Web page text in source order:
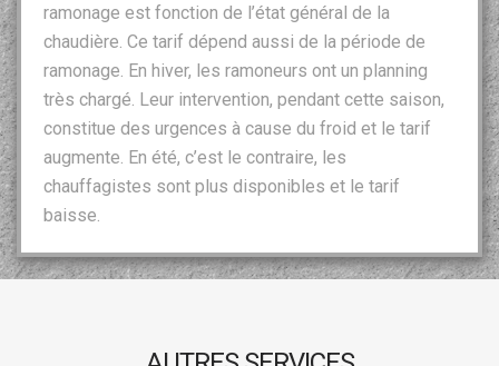
ramonage est fonction de l’état général de la
chaudière. Ce tarif dépend aussi de la période de
ramonage. En hiver, les ramoneurs ont un planning
très chargé. Leur intervention, pendant cette saison,
constitue des urgences à cause du froid et le tarif
augmente. En été, c’est le contraire, les
chauffagistes sont plus disponibles et le tarif
baisse.